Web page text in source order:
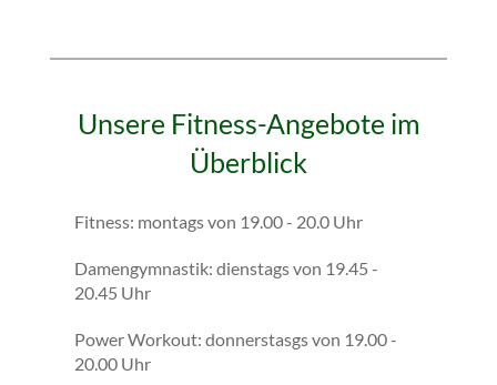
Unsere Fitness-Angebote im
Überblick
Fitness: montags von 19.00 - 20.0 Uhr
Damengymnastik: dienstags von 19.45 -
20.45 Uhr
Power Workout: donnerstasgs von 19.00 -
20.00 Uhr